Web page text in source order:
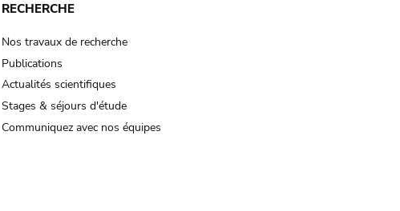
RECHERCHE
Nos travaux de recherche
Publications
Actualités scientifiques
Stages & séjours d'étude
Communiquez avec nos équipes